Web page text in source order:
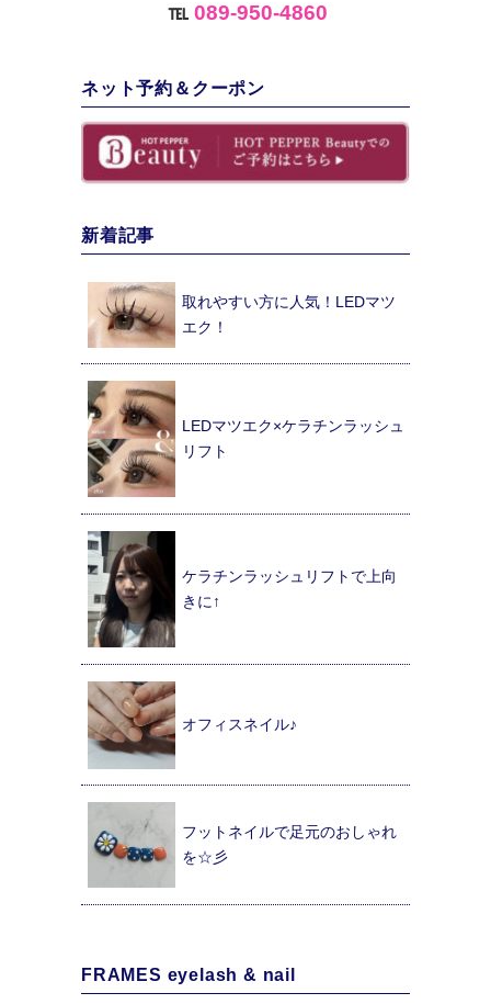
℡ 089-950-4860
ネット予約＆クーポン
新着記事
取れやすい方に人気！LEDマツ
エク！
LEDマツエク×ケラチンラッシュ
リフト
ケラチンラッシュリフトで上向
きに↑
オフィスネイル♪
フットネイルで足元のおしゃれ
を☆彡
FRAMES eyelash & nail